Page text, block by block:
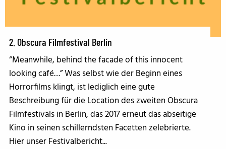
2. Obscura Filmfestival Berlin
“Meanwhile, behind the facade of this innocent
looking café…” Was selbst wie der Beginn eines
Horrorfilms klingt, ist lediglich eine gute
Beschreibung für die Location des zweiten Obscura
Filmfestivals in Berlin, das 2017 erneut das abseitige
Kino in seinen schillerndsten Facetten zelebrierte.
Hier unser Festivalbericht...